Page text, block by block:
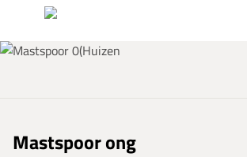
Spring naar inhoud
Mastspoor ong